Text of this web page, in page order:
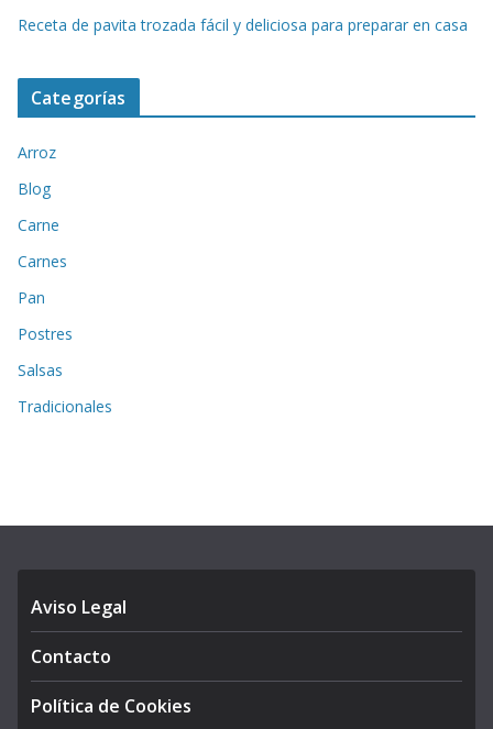
Receta de pavita trozada fácil y deliciosa para preparar en casa
Categorías
Arroz
Blog
Carne
Carnes
Pan
Postres
Salsas
Tradicionales
Aviso Legal
Contacto
Política de Cookies